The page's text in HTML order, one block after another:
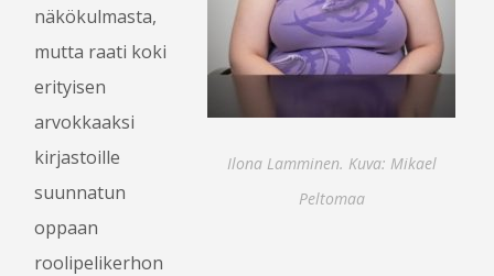
PROPPINÄYTTELY
SKENAARIOKILPAILU
KILPAILUJEN TULOKSET
KÄVIJÄLLE
TAPAHTUMAPAIKKA JA SAAPUMINEN
MAJOITUS
RUOKA JA JUOMA
Ilona Lamminen. Kuva: Mikael
Peltomaa
näkökulmasta,
mutta raati koki
erityisen
arvokkaaksi
kirjastoille
suunnatun
oppaan
roolipelikerhon